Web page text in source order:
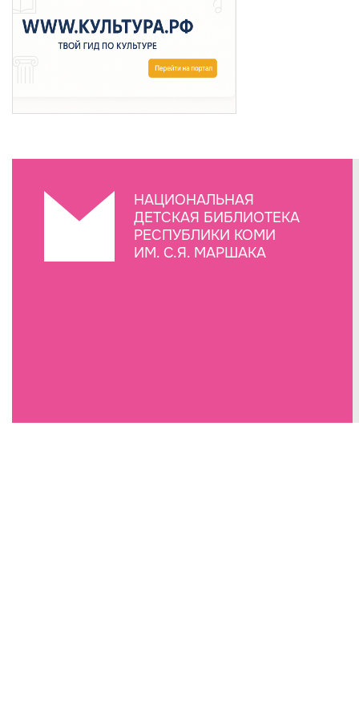
НАЦИОНАЛЬНАЯ
ДЕТСКАЯ БИБЛИОТЕКА
РЕСПУБЛИКИ КОМИ
ИМ. С.Я. МАРШАКА